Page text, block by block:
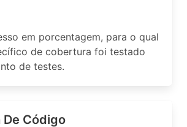
em porcentagem, para o qual
de cobertura foi testado
de testes.
Código